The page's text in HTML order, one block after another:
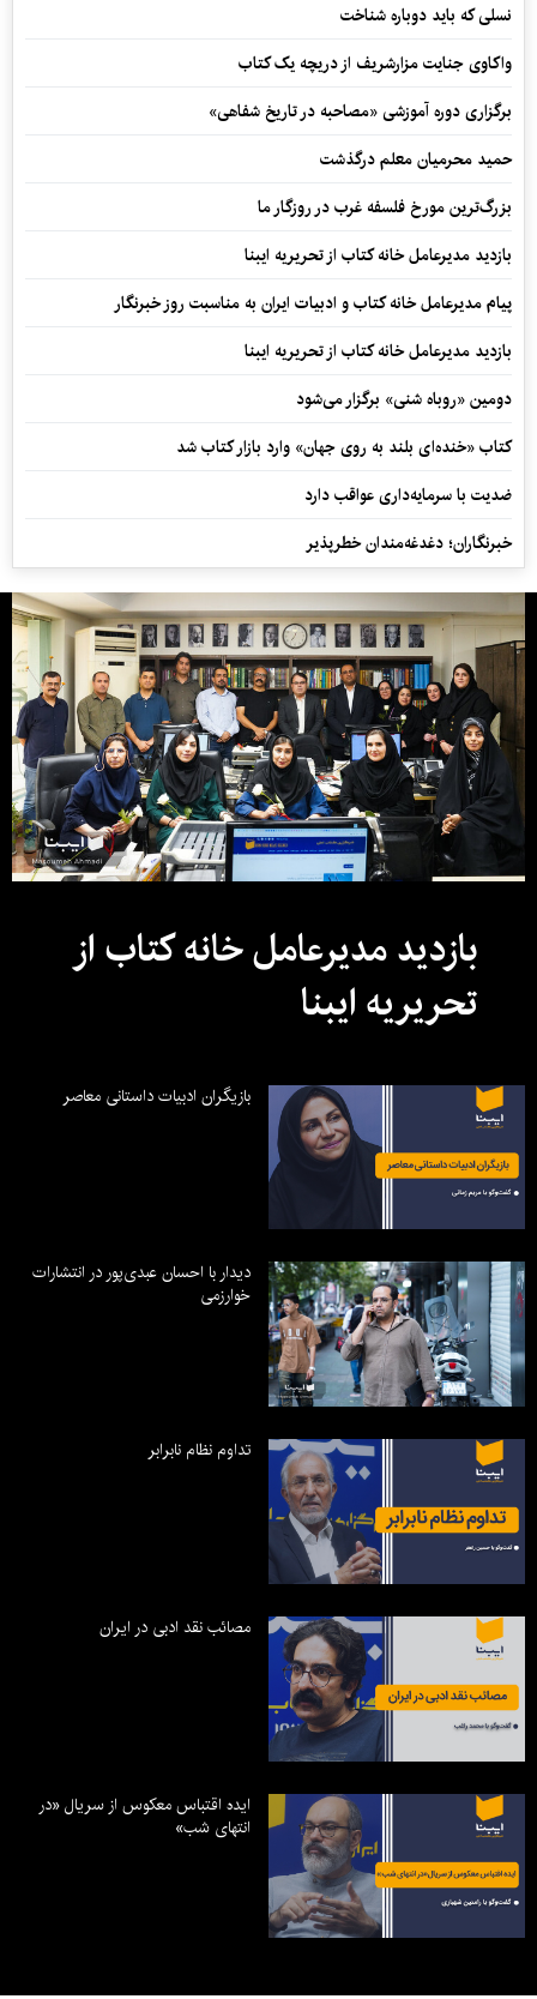
نسلی که باید دوباره شناخت
واکاوی جنایت مزارشریف از دریچه یک کتاب
برگزاری دوره آموزشی «مصاحبه در تاریخ شفاهی»
حمید محرمیان معلم درگذشت
بزرگ‌ترین مورخ فلسفه غرب در روزگار ما
بازدید مدیرعامل خانه کتاب از تحریریه ایبنا
پیام مدیرعامل خانه کتاب و ادبیات ایران به مناسبت روز خبرنگار
بازدید مدیرعامل خانه کتاب از تحریریه ایبنا
دومین «روباه شنی» برگزار می‌شود
کتاب «خنده‌ای بلند به روی جهان» وارد بازار کتاب شد
ضدیت با سرمایه‌داری عواقب دارد
خبرنگاران؛ دغدغه‌مندان خطرپذیر
بازدید مدیرعامل خانه کتاب از
تحریریه ایبنا
بازیگران ادبیات داستانی معاصر
دیدار با احسان عبدی‌پور در انتشارات
خوارزمی
تداوم نظام نابرابر
مصائب نقد ادبی در ایران
ایده اقتباس معکوس از سریال «در
انتهای شب»